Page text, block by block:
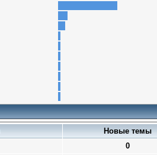
Новые темы
0